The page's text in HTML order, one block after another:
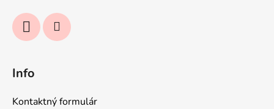
Info
Kontaktný formulár